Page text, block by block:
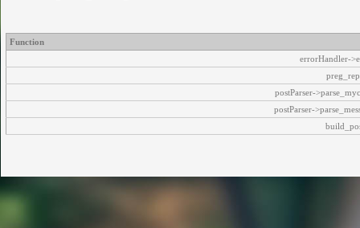
Function
errorHandler-
postParser-
postParser-